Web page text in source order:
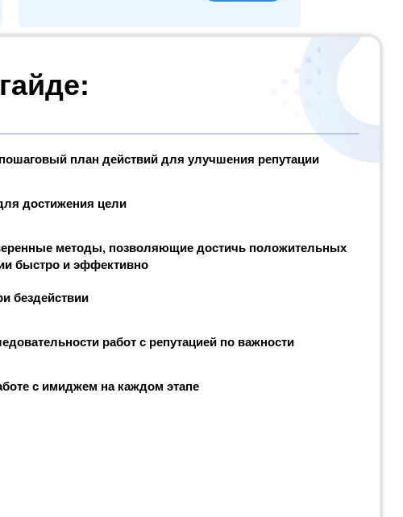
план действий для улучшения репутации
достижения цели
методы, позволяющие достичь положительных
быстро и эффективно
бездействии
работ с репутацией по важности
с имиджем на каждом этапе